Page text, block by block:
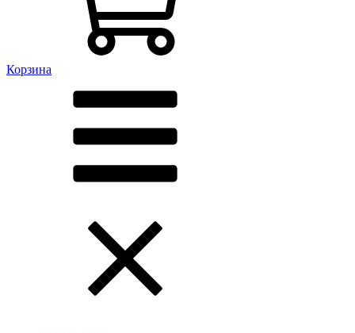
Корзина